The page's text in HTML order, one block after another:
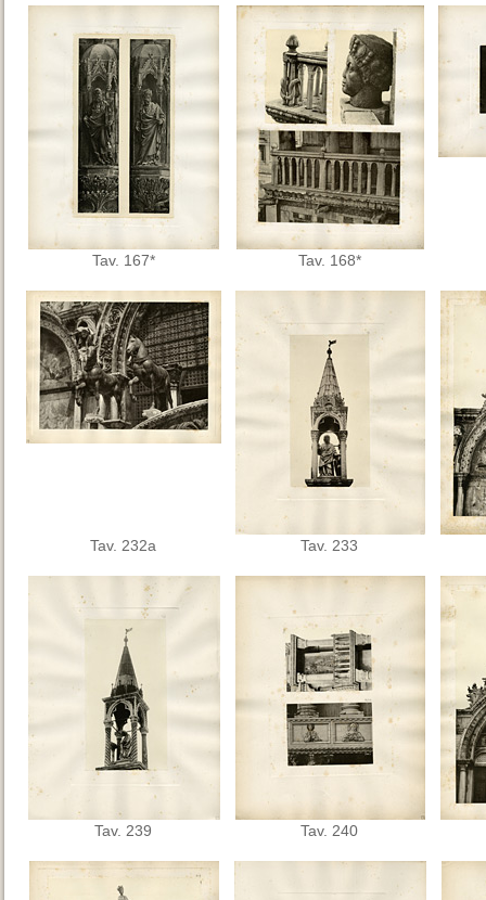
Tav. 167* Tav. 168*
Tav. 232a Tav. 233
Tav. 239 Tav. 240